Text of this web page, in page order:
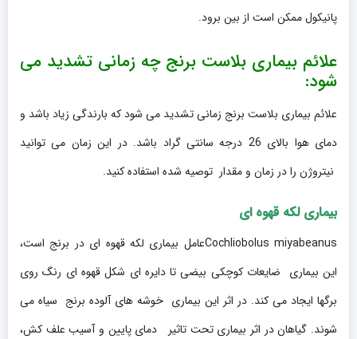
پانیکول ممکن است از بین برود.
علائم بیماری بلاست برنج چه زمانی تشدید می
شود:
علائم بیماری بلاست برنج زمانی تشدید می شود که بارندگی زیاد باشد و
دمای هوا بالای 26 درجه سانتی گراد باشد. در این زمان می توانید
نیتروژن را در زمان و مقدار توصیه شده استفاده کنید.
بیماری لکه قهوه ای
Cochliobolus miyabeanusعامل بیماری لکه قهوه ای در برنج است،
این بیماری ضایعات کوچکی بیضی تا دایره ای شکل قهوه ای رنگ روی
برگها ایجاد می کند. در اثر این بیماری خوشه های آلوده برنج سیاه می
شوند. گیاهان در اثر بیماری تحت تاثیر دمای پایین و آسیب علف کش،